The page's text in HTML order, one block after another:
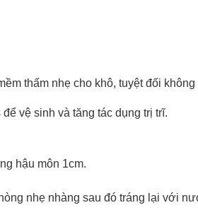
thấm nhẹ cho khô, tuyệt đối
vệ sinh và tăng tác dụng trị trĩ.
hậu môn 1cm.
nhẹ nhàng sau đó tráng lại với